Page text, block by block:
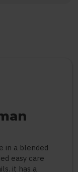
in a blended
easy care
it has a